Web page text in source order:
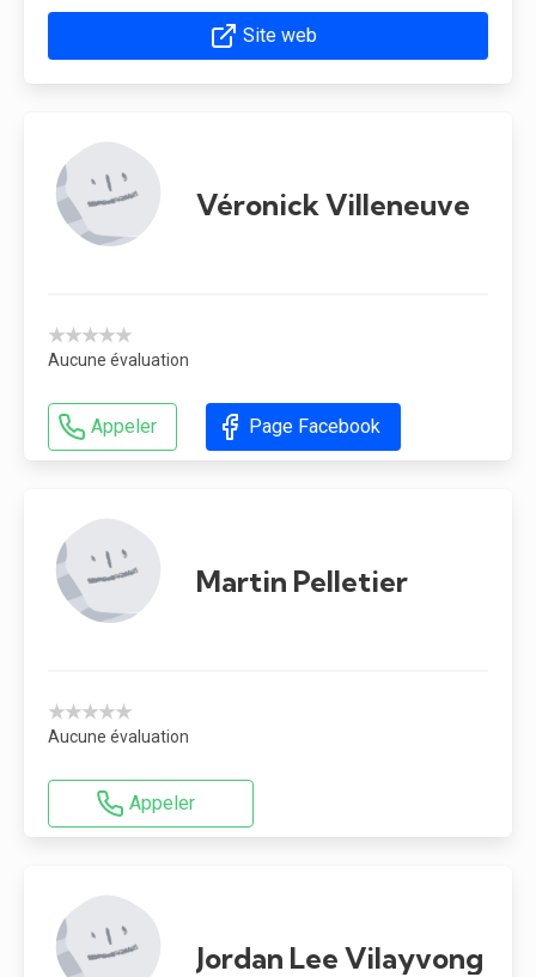
Site web
Véronick Villeneuve
★★★★★
Aucune évaluation
Appeler Page Facebook
Martin Pelletier
★★★★★
Aucune évaluation
Appeler
Jordan Lee Vilayvong